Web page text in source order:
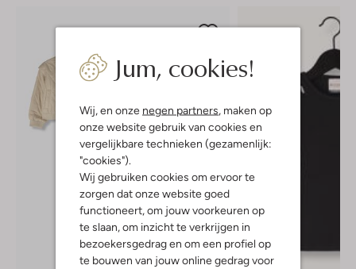
Jum, cookies!
Wij, en onze negen partners, maken op
onze website gebruik van cookies en
vergelijkbare technieken (gezamenlijk:
"cookies").
Wij gebruiken cookies om ervoor te
zorgen dat onze website goed
functioneert, om jouw voorkeuren op
te slaan, om inzicht te verkrijgen in
bezoekersgedrag en om een profiel op
te bouwen van jouw online gedrag voor